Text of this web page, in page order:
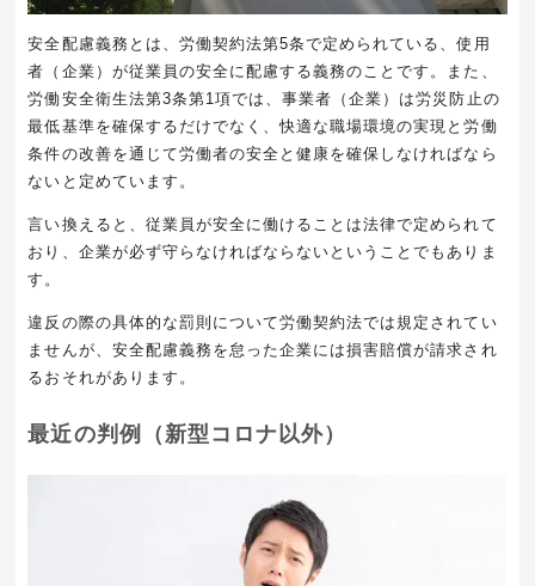
安全配慮義務とは、労働契約法第5条で定められている、使用
者（企業）が従業員の安全に配慮する義務のことです。また、
労働安全衛生法第3条第1項では、事業者（企業）は労災防止の
最低基準を確保するだけでなく、快適な職場環境の実現と労働
条件の改善を通じて労働者の安全と健康を確保しなければなら
ないと定めています。
言い換えると、従業員が安全に働けることは法律で定められて
おり、企業が必ず守らなければならないということでもありま
す。
違反の際の具体的な罰則について労働契約法では規定されてい
ませんが、安全配慮義務を怠った企業には損害賠償が請求され
るおそれがあります。
最近の判例（新型コロナ以外）